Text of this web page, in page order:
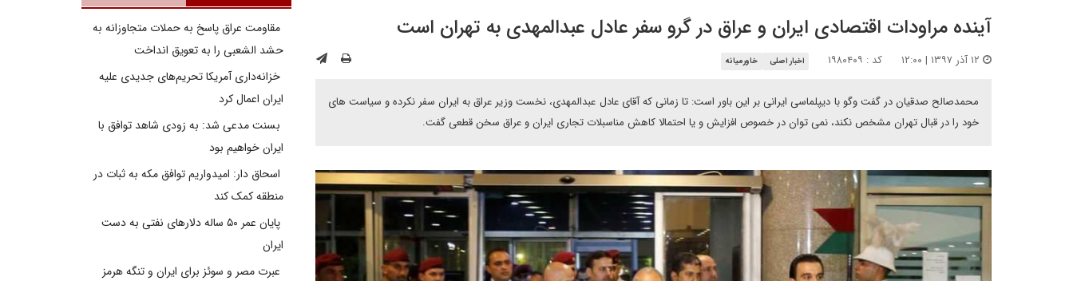
آینده مراودات اقتصادی ایران و عراق در گرو سفر عادل عبدالمهدی به تهران است
کد : ۱۹۸۰۴۰۹ اخبار اصلی خاورمیانه
محمدصالح صدقیان در گفت وگو با دیپلماسی ایرانی بر این باور است: تا زمانی که آقای عادل عبدالمهدی، نخست وزیر عراق به ایران سفر نکرده و سیاست های
خود را در قبال تهران مشخص نکند، نمی توان در خصوص افزایش و یا احتمالا کاهش مناسبلات تجاری ایران و عراق سخن قطعی گفت.
مقاومت عراق پاسخ به حملات متجاوزانه به
حشد الشعبی را به تعویق انداخت
خزانه‌داری آمریکا تحریم‌های جدیدی علیه
ایران اعمال کرد
بسنت مدعی شد: به زودی شاهد توافق با
ایران خواهیم بود
اسحاق دار: امیدواریم توافق مکه به ثبات در
منطقه کمک کند
پایان عمر ۵۰ ساله دلارهای نفتی به دست
ایران
عبرت مصر و سوئز برای ایران و تنگه هرمز